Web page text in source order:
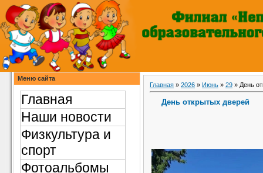
Меню сайта
Главная
Наши новости
Физкультура и
спорт
Фотоальбомы
Главная » 2026 » Июнь » 29 » День
День открытых дверей